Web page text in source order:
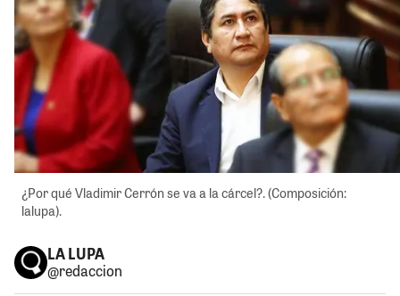
¿Por qué Vladimir Cerrón se va a la cárcel?. (Composición:
lalupa).
LA LUPA
@redaccion